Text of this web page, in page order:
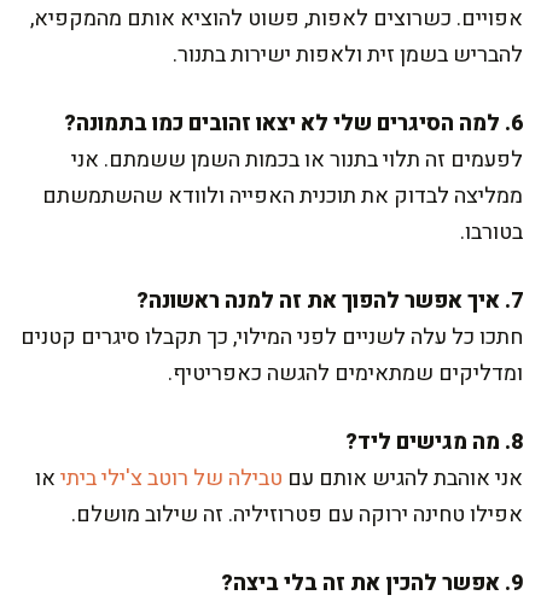
אפויים. כשרוצים לאפות, פשוט להוציא אותם מהמקפיא,
להבריש בשמן זית ולאפות ישירות בתנור.
6. למה הסיגרים שלי לא יצאו זהובים כמו בתמונה?
לפעמים זה תלוי בתנור או בכמות השמן ששמתם. אני
ממליצה לבדוק את תוכנית האפייה ולוודא שהשתמשתם
בטורבו.
7. איך אפשר להפוך את זה למנה ראשונה?
חתכו כל עלה לשניים לפני המילוי, כך תקבלו סיגרים קטנים
ומדליקים שמתאימים להגשה כאפריטיף.
8. מה מגישים ליד?
אני אוהבת להגיש אותם עם טבילה של רוטב צ'ילי ביתיאו
אפילו טחינה ירוקה עם פטרוזיליה. זה שילוב מושלם.
9. אפשר להכין את זה בלי ביצה?